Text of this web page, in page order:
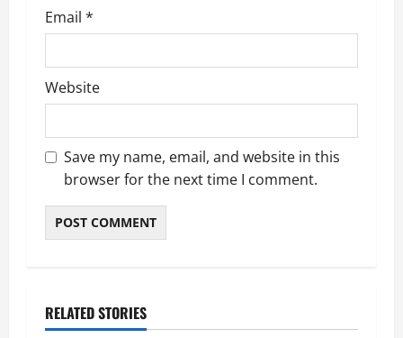
Email *
Website
Save my name, email, and website in this
browser for the next time I comment.
RELATED STORIES